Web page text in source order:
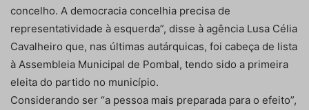
concelho. A democracia concelhia precisa de
representatividade à esquerda”, disse à agência Lusa Célia
Cavalheiro que, nas últimas autárquicas, foi cabeça de lista
à Assembleia Municipal de Pombal, tendo sido a primeira
eleita do partido no município.
Considerando ser “a pessoa mais preparada para o efeito”,